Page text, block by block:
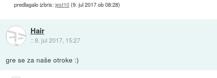
predlagalo izbris:jest10(9. jul 2017 ob 08:28)
Hair
::8. jul 2017, 15:27
gre se za naše otroke :)